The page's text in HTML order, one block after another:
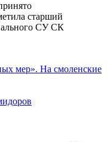
старший
СУ СК
мер». На смоленские